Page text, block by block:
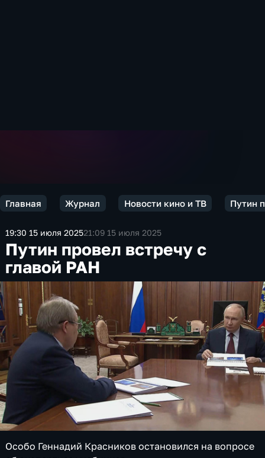
Главная Журнал Новости кино и ТВ Путин
19:30 15 июля 202521:09 15 июля 2025
Путин провел встречу с
главой РАН
Особо Геннадий Красников остановился на вопросе